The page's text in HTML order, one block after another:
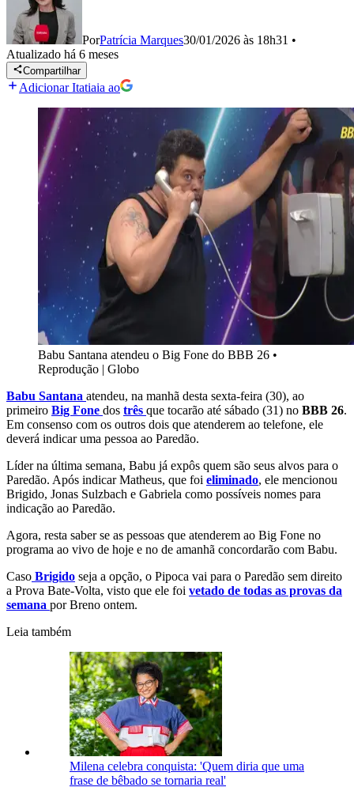
PorPatrícia Marques30/01/2026 às 18h31 •
Atualizado há 6 meses
Compartilhar
Adicionar Itatiaia ao
Babu Santana atendeu o Big Fone do BBB 26 •
Reprodução | Globo
Babu Santana atendeu, na manhã desta sexta-feira (30), ao
primeiro Big Fone dos três que tocarão até sábado (31) no BBB 26.
Em consenso com os outros dois que atenderem ao telefone, ele
deverá indicar uma pessoa ao Paredão.
Líder na última semana, Babu já expôs quem são seus alvos para o
Paredão. Após indicar Matheus, que foi eliminado, ele mencionou
Brigido, Jonas Sulzbach e Gabriela como possíveis nomes para
indicação ao Paredão.
Agora, resta saber se as pessoas que atenderem ao Big Fone no
programa ao vivo de hoje e no de amanhã concordarão com Babu.
Caso Brigido seja a opção, o Pipoca vai para o Paredão sem direito
a Prova Bate-Volta, visto que ele foi vetado de todas as provas da
semana por Breno ontem.
Leia também
Milena celebra conquista: 'Quem diria que uma
frase de bêbado se tornaria real'